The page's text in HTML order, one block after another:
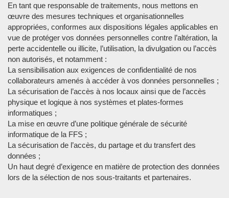
En tant que responsable de traitements, nous mettons en
œuvre des mesures techniques et organisationnelles
appropriées, conformes aux dispositions légales applicables en
vue de protéger vos données personnelles contre l’altération, la
perte accidentelle ou illicite, l’utilisation, la divulgation ou l’accès
non autorisés, et notamment :
La sensibilisation aux exigences de confidentialité de nos
collaborateurs amenés à accéder à vos données personnelles ;
La sécurisation de l’accès à nos locaux ainsi que de l’accès
physique et logique à nos systèmes et plates-formes
informatiques ;
La mise en œuvre d’une politique générale de sécurité
informatique de la FFS ;
La sécurisation de l’accès, du partage et du transfert des
données ;
Un haut degré d’exigence en matière de protection des données
lors de la sélection de nos sous-traitants et partenaires.